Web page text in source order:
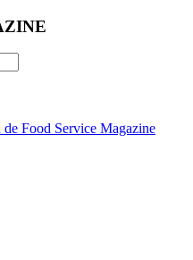
Food Service Magazine